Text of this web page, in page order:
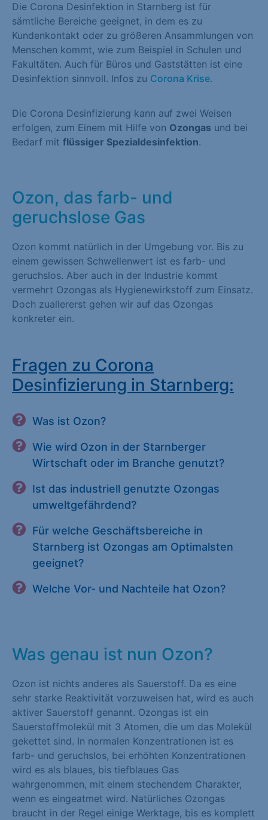
Die Corona Desinfektion in Starnberg ist für
sämtliche Bereiche geeignet, in dem es zu
Kundenkontakt oder zu größeren Ansammlungen von
Menschen kommt, wie zum Beispiel in Schulen und
Fakultäten. Auch für Büros und Gaststätten ist eine
Desinfektion sinnvoll. Infos zu Corona Krise.
Die Corona Desinfizierung kann auf zwei Weisen
erfolgen, zum Einem mit Hilfe von Ozongas und bei
Bedarf mit flüssiger Spezialdesinfektion.
Ozon, das farb- und
geruchslose Gas
Ozon kommt natürlich in der Umgebung vor. Bis zu
einem gewissen Schwellenwert ist es farb- und
geruchslos. Aber auch in der Industrie kommt
vermehrt Ozongas als Hygienewirkstoff zum Einsatz.
Doch zuallererst gehen wir auf das Ozongas
konkreter ein.
Fragen zu Corona
Desinfizierung in Starnberg:
Was ist Ozon?
Wie wird Ozon in der Starnberger
Wirtschaft oder im Branche genutzt?
Ist das industriell genutzte Ozongas
umweltgefährdend?
Für welche Geschäftsbereiche in
Starnberg ist Ozongas am Optimalsten
geeignet?
Welche Vor- und Nachteile hat Ozon?
Was genau ist nun Ozon?
Ozon ist nichts anderes als Sauerstoff. Da es eine
sehr starke Reaktivität vorzuweisen hat, wird es auch
aktiver Sauerstoff genannt. Ozongas ist ein
Sauerstoffmolekül mit 3 Atomen, die um das Molekül
gekettet sind. In normalen Konzentrationen ist es
farb- und geruchslos, bei erhöhten Konzentrationen
wird es als blaues, bis tiefblaues Gas
wahrgenommen, mit einem stechendem Charakter,
wenn es eingeatmet wird. Natürliches Ozongas
braucht in der Regel einige Werktage, bis es komplett